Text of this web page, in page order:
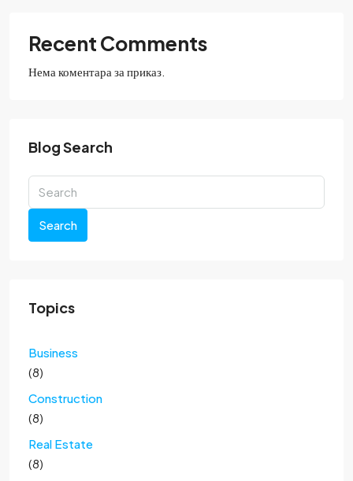
Recent Comments
Нема коментара за приказ.
Blog Search
Search
Topics
Business
(8)
Construction
(8)
Real Estate
(8)